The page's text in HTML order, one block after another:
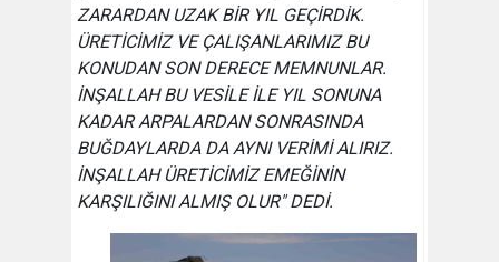
ZARARDAN UZAK BİR YIL GEÇİRDİK.
ÜRETİCİMİZ VE ÇALIŞANLARIMIZ BU
KONUDAN SON DERECE MEMNUNLAR.
İNŞALLAH BU VESİLE İLE YIL SONUNA
KADAR ARPALARDAN SONRASINDA
BUĞDAYLARDA DA AYNI VERİMİ ALIRIZ.
İNŞALLAH ÜRETİCİMİZ EMEĞİNİN
KARŞILIĞINI ALMIŞ OLUR" DEDİ.